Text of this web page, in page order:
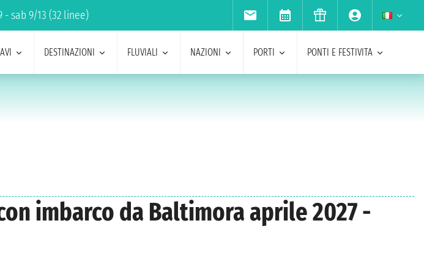
- sab 9/13 (32 linee)
DESTINAZIONI FLUVIALI NAZIONI PORTI PONTI E FESTIVITA
imbarco da Baltimora aprile 2027 -